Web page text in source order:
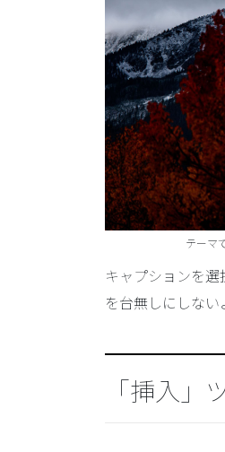
テーマ
キャプションを
を台無しにしない
「挿入」